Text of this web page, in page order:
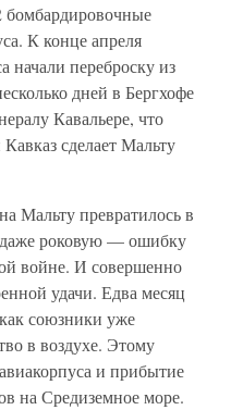
бомбардировочные
К конце апреля
начали переброску из
дней в Бергхофе
Кавальере, что
сделает Мальту
Мальту превратилось в
роковую — ошибку
войне. И совершенно
удачи. Едва месяц
союзники уже
в воздухе. Этому
и прибытие
на Средиземное море.